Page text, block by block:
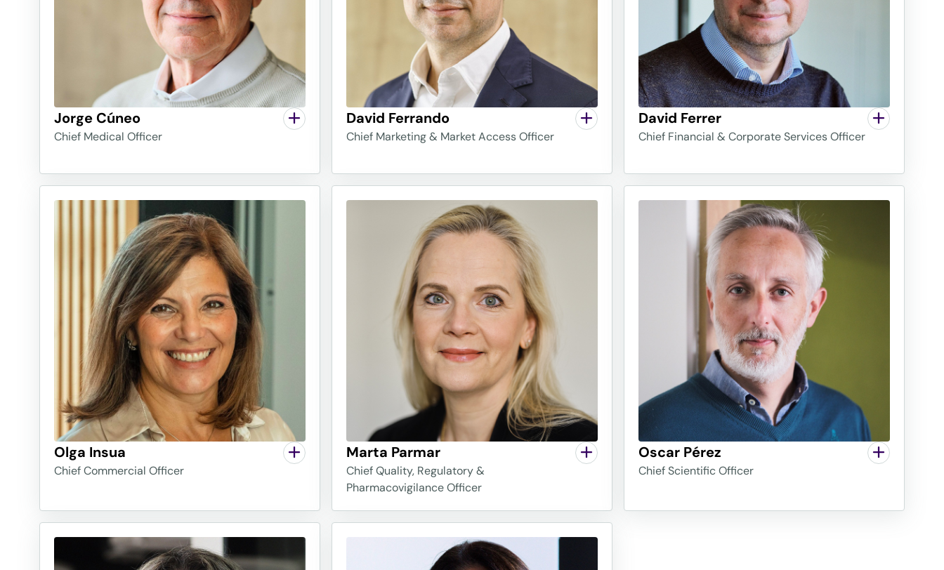
Jorge Cúneo
Chief Medical Officer
David Ferrando
Chief Marketing & Market Access Officer
David Ferrer
Chief Financial & Corporate Services Officer
Olga Insua
Chief Commercial Officer
Marta Parmar
Chief Quality, Regulatory &
Pharmacovigilance Officer
Oscar Pérez
Chief Scientific Officer